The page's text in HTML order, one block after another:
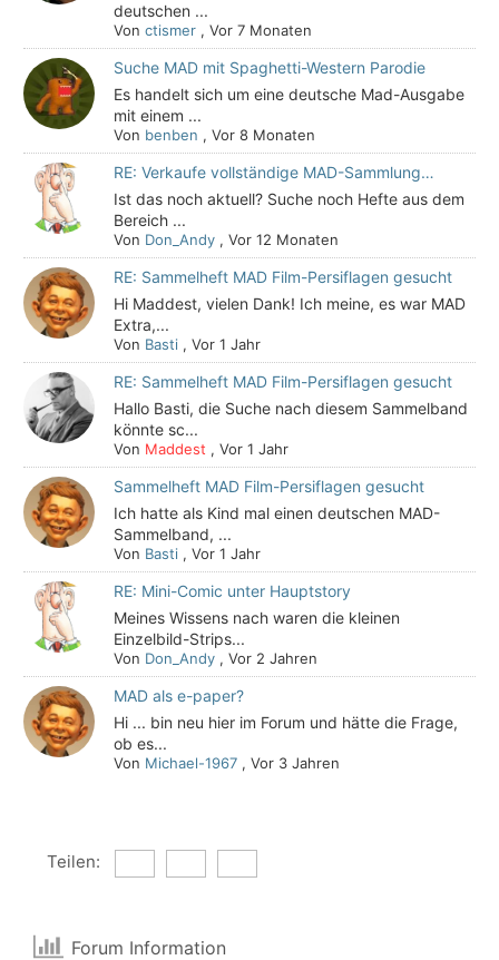
deutschen ...
Vonctismer ,Vor 7 Monaten
Suche MAD mit Spaghetti-Western Parodie
Es handelt sich um eine deutsche Mad-Ausgabe
mit einem ...
Von benben ,Vor 8 Monaten
RE: Verkaufe vollständige MAD-Sammlung…
Ist das noch aktuell? Suche noch Hefte aus dem
Bereich ...
Von Don_Andy ,Vor 12 Monaten
RE: Sammelheft MAD Film-Persiflagen gesucht
Hi Maddest, vielen Dank! Ich meine, es war MAD
Extra,...
Von Basti ,Vor 1 Jahr
RE: Sammelheft MAD Film-Persiflagen gesucht
Hallo Basti, die Suche nach diesem Sammelband
könnte sc...
Von Maddest ,Vor 1 Jahr
Sammelheft MAD Film-Persiflagen gesucht
Ich hatte als Kind mal einen deutschen MAD-
Sammelband, ...
Von Basti ,Vor 1 Jahr
RE: Mini-Comic unter Hauptstory
Meines Wissens nach waren die kleinen
Einzelbild-Strips...
Von Don_Andy ,Vor 2 Jahren
MAD als e-paper?
Hi ... bin neu hier im Forum und hätte die Frage,
ob es...
Von Michael-1967 ,Vor 3 Jahren
Teilen:
Forum Information